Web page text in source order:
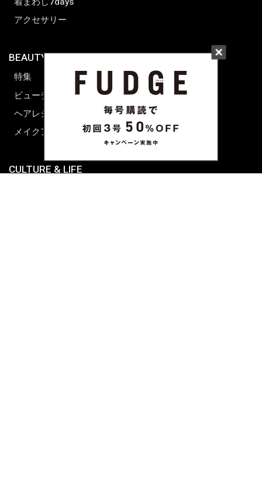
アクセサリー
BEAUTY & HAIR
特集
ビューティーニュース
ヘアレシピ ストーリーズ
メイクアップティップス
CULTURE & LIFE
FUDGENA
ファッション
ビューティー
レシピ
ライフスタイル